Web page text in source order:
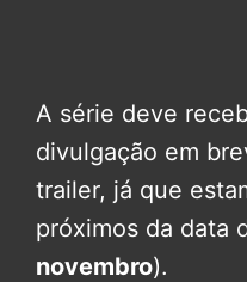
A série deve
divulgação em
trailer, já que
próximos da data
novembro).